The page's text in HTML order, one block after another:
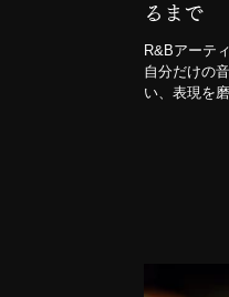
るまで
R&Bアーテ
自分だけの
い、表現を